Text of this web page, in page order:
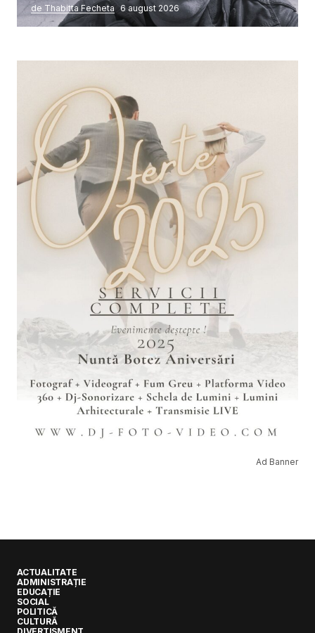
de Thabitta Fecheta 6 august 2026
Ad Banner
ACTUALITATE
ADMINISTRAȚIE
EDUCAȚIE
SOCIAL
POLITICĂ
CULTURĂ